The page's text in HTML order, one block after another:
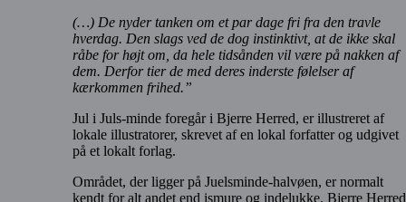
(…) De nyder tanken om et par dage fri fra den travle
hverdag. Den slags ved de dog instinktivt, at de ikke skal
råbe for højt om, da hele tidsånden vil være på nakken af
dem. Derfor tier de med deres inderste følelser af
kærkommen frihed.”
Jul i Juls-minde foregår i Bjerre Herred, er illustreret af
lokale illustratorer, skrevet af en lokal forfatter og udgivet
på et lokalt forlag.
Området, der ligger på Juelsminde-halvøen, er normalt
kendt for alt andet end ismure og indelukke. Bjerre Herred